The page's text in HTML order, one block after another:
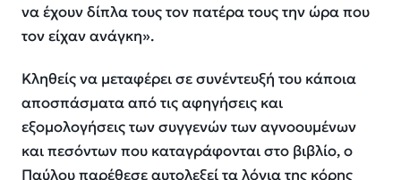
να έχουν δίπλα τους τον πατέρα τους την ώρα που
τον είχαν ανάγκη».
Κληθείς να μεταφέρει σε συνέντευξή του κάποια
αποσπάσματα από τις αφηγήσεις και
εξομολογήσεις των συγγενών των αγνοουμένων
και πεσόντων που καταγράφονται στο βιβλίο, ο
Παύλου παρέθεσε αυτολεξεί τα λόγια της κόρης